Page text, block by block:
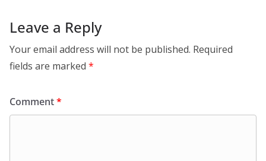
Leave a Reply
Your email address will not be published. Required
fields are marked *
Comment*